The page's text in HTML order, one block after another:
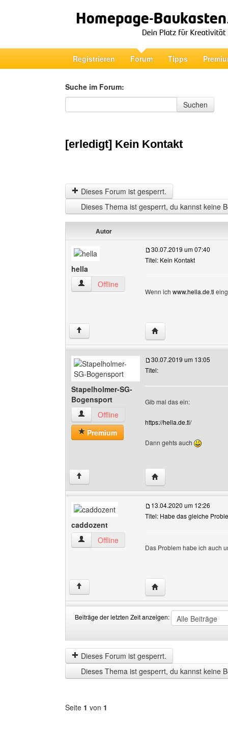
Registrieren Forum Tipps
Suche im Forum:
Suche im Forum
Suchen
[erledigt] Kein Kontakt
Dieses Forum ist gesperrt.
Dieses Thema ist gesperrt, du kannst keine
Autor
hella
hella Benutzer-Profile anzeigen
Offline
30.07.2019 um 07:40
Titel: Kein Kontakt
Wenn ich www.hella.de.tl
↑ Website dieses
Stapelholmer-SG-
Bogensport
Stapelholmer-SG-Bogensport Benutzer-
Offline
Premium
30.07.2019 um 13:05
Titel:
Gib mal das ein:
https://hella.de.tl/
Dann gehts auch
↑ Website dieses
caddozent
caddozent Benutzer-Profile anzeigen
Offline
13.04.2020 um 12:26
Titel: Habe das gleiche
Das Problem habe ich auch
↑ Website dieses
Beiträge der letzten Zeit anzeigen:
der
letzten
Zeit
anzeigen
by
Dieses Forum ist gesperrt.
Dieses Thema ist gesperrt, du kannst keine
Seite 1 von 1